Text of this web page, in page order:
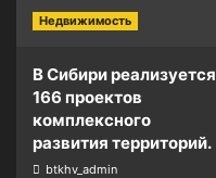
Недвижимость
В Сибири реализуется
166 проектов
комплексного
развития территорий.
btkhv_admin